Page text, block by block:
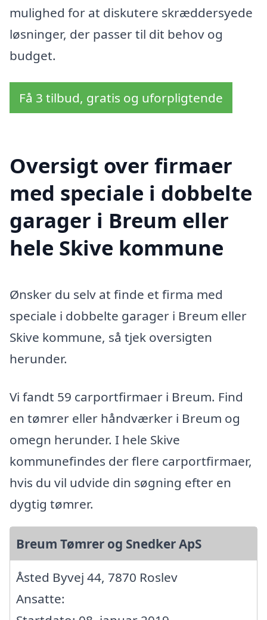
mulighed for at diskutere skræddersyede
løsninger, der passer til dit behov og
budget.
Få 3 tilbud, gratis og uforpligtende
Oversigt over firmaer
med speciale i dobbelte
garager i Breum eller
hele Skive kommune
Ønsker du selv at finde et firma med
speciale i dobbelte garager i Breum eller
Skive kommune, så tjek oversigten
herunder.
Vi fandt 59 carportfirmaer i Breum. Find
en tømrer eller håndværker i Breum og
omegn herunder. I hele Skive
kommunefindes der flere carportfirmaer,
hvis du vil udvide din søgning efter en
dygtig tømrer.
Breum Tømrer og Snedker ApS
Åsted Byvej 44, 7870 Roslev
Ansatte: